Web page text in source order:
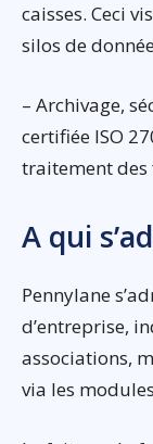
caisses. Ceci
silos de
– Archivage,
certifiée ISO
traitement
A qui
Pennylane
d’entreprise,
associations,
via les